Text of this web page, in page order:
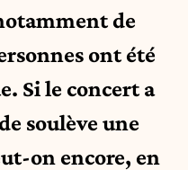
de
ont été
Si le concert a
soulève une
on encore, en